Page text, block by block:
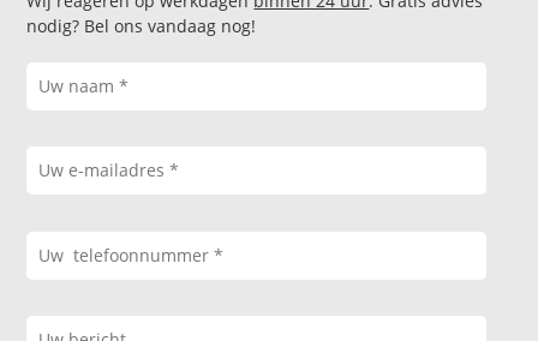
nodig? Bel ons vandaag nog!